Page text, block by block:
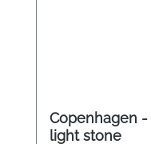
Copenhagen
light stone